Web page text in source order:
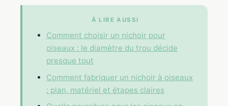
À LIRE AUSSI
Comment choisir un nichoir pour
oiseaux : le diamètre du trou décide
presque tout
Comment fabriquer un nichoir à oiseaux
: plan, matériel et étapes claires